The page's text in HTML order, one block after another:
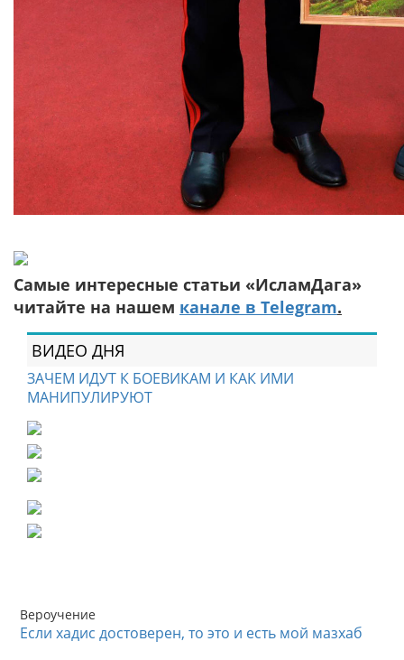
Самые интересные статьи «ИсламДага»
читайте на нашем канале в Telegram.
ВИДЕО ДНЯ
ЗАЧЕМ ИДУТ К БОЕВИКАМ И КАК ИМИ
МАНИПУЛИРУЮТ
Вероучение
Если хадис достоверен, то это и есть мой мазхаб